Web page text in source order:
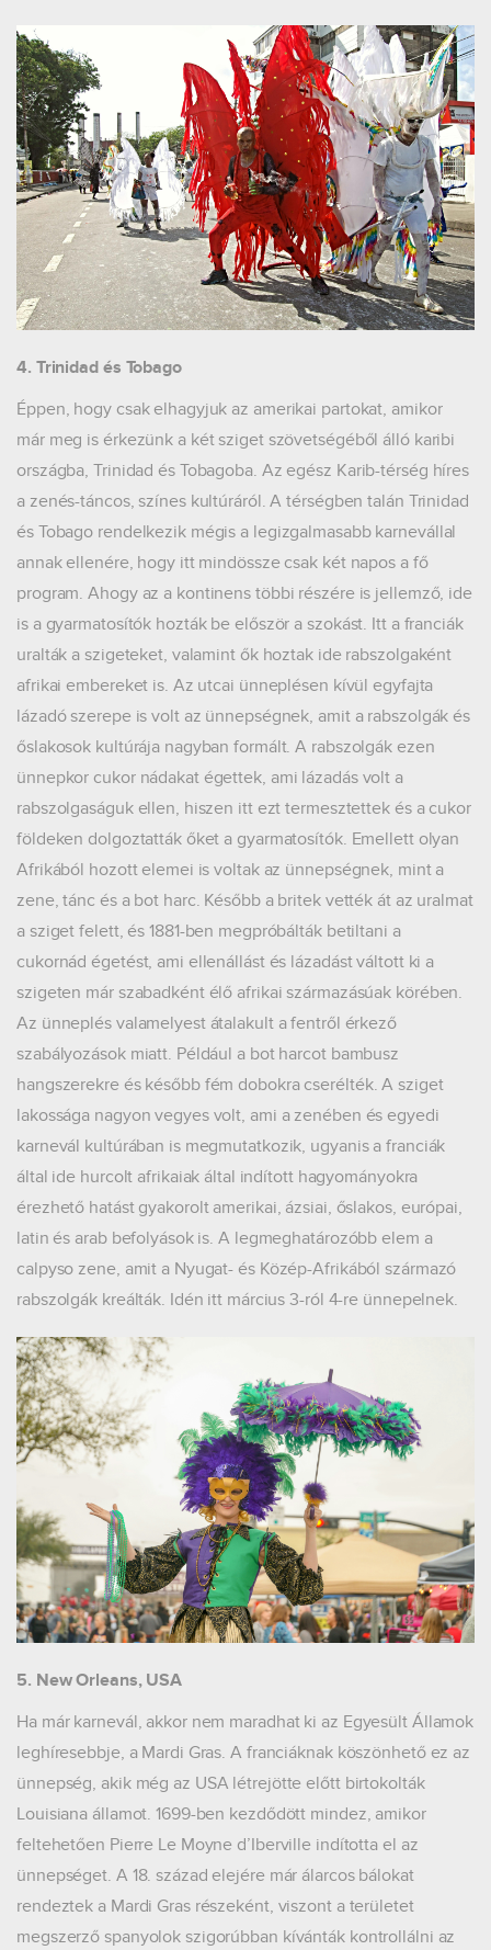
4. Trinidad és Tobago
Éppen, hogy csak elhagyjuk az amerikai partokat, amikor
már meg is érkezünk a két sziget szövetségéből álló karibi
országba, Trinidad és Tobagoba. Az egész Karib-térség híres
a zenés-táncos, színes kultúráról. A térségben talán Trinidad
és Tobago rendelkezik mégis a legizgalmasabb karnevállal
annak ellenére, hogy itt mindössze csak két napos a fő
program. Ahogy az a kontinens többi részére is jellemző, ide
is a gyarmatosítók hozták be először a szokást. Itt a franciák
uralták a szigeteket, valamint ők hoztak ide rabszolgaként
afrikai embereket is. Az utcai ünneplésen kívül egyfajta
lázadó szerepe is volt az ünnepségnek, amit a rabszolgák és
őslakosok kultúrája nagyban formált. A rabszolgák ezen
ünnepkor cukor nádakat égettek, ami lázadás volt a
rabszolgaságuk ellen, hiszen itt ezt termesztettek és a cukor
földeken dolgoztatták őket a gyarmatosítók. Emellett olyan
Afrikából hozott elemei is voltak az ünnepségnek, mint a
zene, tánc és a bot harc. Később a britek vették át az uralmat
a sziget felett, és 1881-ben megpróbálták betiltani a
cukornád égetést, ami ellenállást és lázadást váltott ki a
szigeten már szabadként élő afrikai származásúak körében.
Az ünneplés valamelyest átalakult a fentről érkező
szabályozások miatt. Például a bot harcot bambusz
hangszerekre és később fém dobokra cserélték. A sziget
lakossága nagyon vegyes volt, ami a zenében és egyedi
karnevál kultúrában is megmutatkozik, ugyanis a franciák
által ide hurcolt afrikaiak által indított hagyományokra
érezhető hatást gyakorolt amerikai, ázsiai, őslakos, európai,
latin és arab befolyások is. A legmeghatározóbb elem a
calpyso zene, amit a Nyugat- és Közép-Afrikából származó
rabszolgák kreálták. Idén itt március 3-ról 4-re ünnepelnek.
5. New Orleans, USA
Ha már karnevál, akkor nem maradhat ki az Egyesült Államok
leghíresebbje, a Mardi Gras. A franciáknak köszönhető ez az
ünnepség, akik még az USA létrejötte előtt birtokolták
Louisiana államot. 1699-ben kezdődött mindez, amikor
feltehetően Pierre Le Moyne d’Iberville indította el az
ünnepséget. A 18. század elejére már álarcos bálokat
rendeztek a Mardi Gras részeként, viszont a területet
megszerző spanyolok szigorúbban kívánták kontrollálni az